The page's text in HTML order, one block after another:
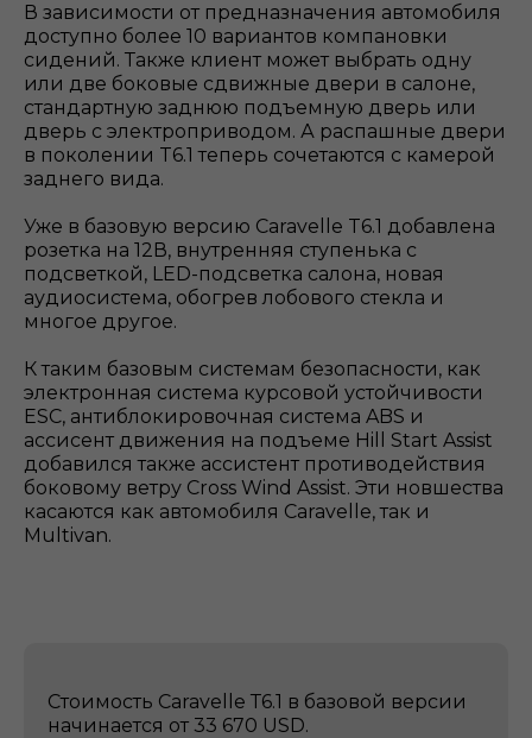
В зависимости от предназначения автомобиля
доступно более 10 вариантов компановки
сидений. Также клиент может выбрать одну
или две боковые сдвижные двери в салоне,
стандартную заднюю подъемную дверь или
дверь с электроприводом. А распашные двери
в поколении T6.1 теперь сочетаются с камерой
заднего вида.
Уже в базовую версию Caravelle T6.1 добавлена
розетка на 12В, внутренняя ступенька с
подсветкой, LED-подсветка салона, новая
аудиосистема, обогрев лобового стекла и
многое другое.
К таким базовым системам безопасности, как
электронная система курсовой устойчивости
ESC, антиблокировочная система ABS и
ассисент движения на подъеме Hill Start Assist
добавился также ассистент противодействия
боковому ветру Cross Wind Assist. Эти новшества
касаются как автомобиля Caravelle, так и
Multivan.
Стоимость Caravelle Т6.1 в базовой версии
начинается от 33 670 USD.